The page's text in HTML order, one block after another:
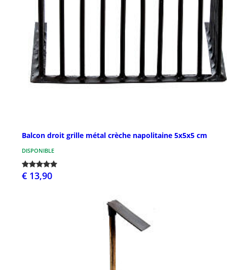
Balcon droit grille métal crèche napolitaine 5x5x5 cm
DISPONIBLE
€ 13,90